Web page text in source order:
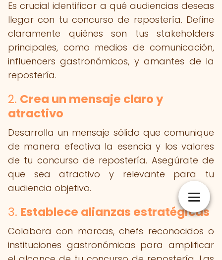
Es crucial identificar a qué audiencias deseas
llegar con tu concurso de repostería. Define
claramente quiénes son tus stakeholders
principales, como medios de comunicación,
influencers gastronómicos, y amantes de la
repostería.
2. Crea un mensaje claro y
atractivo
Desarrolla un mensaje sólido que comunique
de manera efectiva la esencia y los valores
de tu concurso de repostería. Asegúrate de
que sea atractivo y relevante para tu
audiencia objetivo.
3. Establece alianzas estratégicas
Colabora con marcas, chefs reconocidos o
instituciones gastronómicas para amplificar